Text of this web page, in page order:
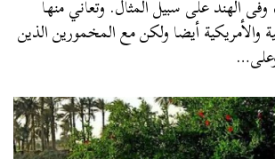
الهند على سبيل المثال. وتعاني منها
والأمريكية أيضا ولكن مع المخمورين الذين